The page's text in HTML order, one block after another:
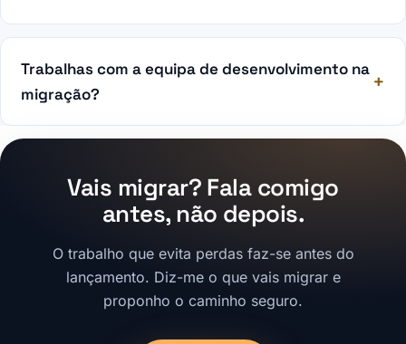
Trabalhas com a equipa de desenvolvimento na
migração?
Vais migrar? Fala comigo
antes, não depois.
O trabalho que evita perdas faz-se antes do
lançamento. Diz-me o que vais migrar e
proponho o caminho seguro.